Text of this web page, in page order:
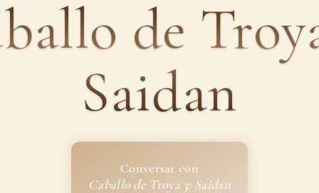
de
Saidan
Conversar con
Caballo de Troya 3: Saidan